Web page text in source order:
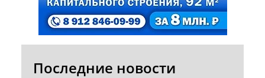
Последние новости